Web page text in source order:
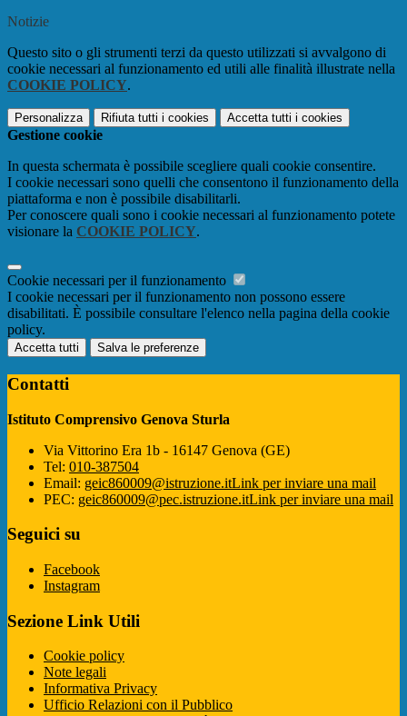
Notizie
Questo sito o gli strumenti terzi da questo utilizzati si avvalgono di
cookie necessari al funzionamento ed utili alle finalità illustrate nella
COOKIE POLICY.
Personalizza Rifiuta tutti i cookies Accetta tutti i cookies
Gestione cookie
In questa schermata è possibile scegliere quali cookie consentire.
I cookie necessari sono quelli che consentono il funzionamento della
piattaforma e non è possibile disabilitarli.
Per conoscere quali sono i cookie necessari al funzionamento potete
visionare la COOKIE POLICY.
Cookie necessari per il funzionamento
I cookie necessari per il funzionamento non possono essere
disabilitati. È possibile consultare l'elenco nella pagina della cookie
policy.
Accetta tutti Salva le preferenze
Contatti
Istituto Comprensivo Genova Sturla
Via Vittorino Era 1b - 16147 Genova (GE)
Tel: 010-387504
Email: geic860009@istruzione.itLink per inviare una mail
PEC: geic860009@pec.istruzione.itLink per inviare una mail
Seguici su
Facebook
Instagram
Sezione Link Utili
Cookie policy
Note legali
Informativa Privacy
Ufficio Relazioni con il Pubblico